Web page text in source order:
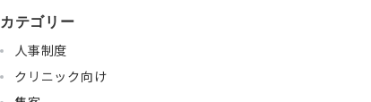
カテゴリー
人事制度
クリニック向け